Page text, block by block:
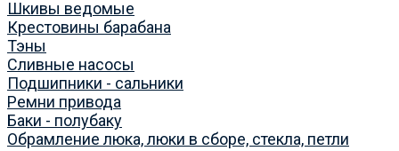
Шкивы ведомые
Крестовины барабана
Тэны
Сливные насосы
Подшипники - сальники
Ремни привода
Баки - полубаку
Обрамление люка, люки в сборе, стекла, петли